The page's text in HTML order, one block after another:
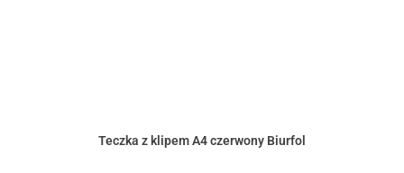
Teczka z klipem A4 czerwony Biurfol